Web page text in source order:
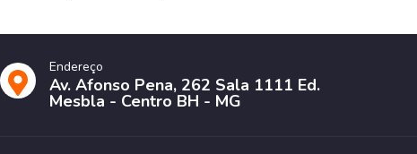
Endereço
Av. Afonso Pena, 262 Sala 1111 Ed.
Mesbla - Centro BH - MG